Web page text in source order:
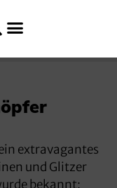
extravagantes
und Glitzer
bekannt: